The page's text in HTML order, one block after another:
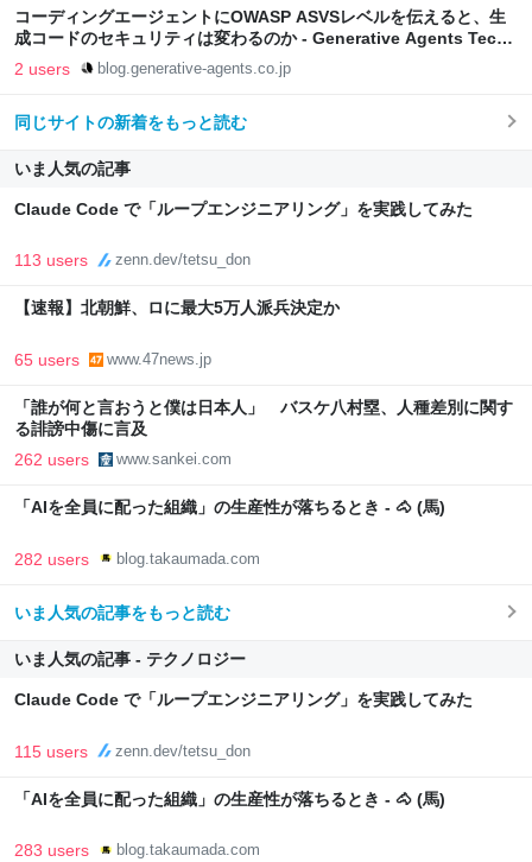
コーディングエージェントにOWASP ASVSレベルを伝えると、生
成コードのセキュリティは変わるのか - Generative Agents Tech
Blog
2 users blog.generative-agents.co.jp
同じサイトの新着をもっと読む
いま人気の記事
Claude Code で「ループエンジニアリング」を実践してみた
113 users zenn.dev/tetsu_don
【速報】北朝鮮、ロに最大5万人派兵決定か
65 users www.47news.jp
「誰が何と言おうと僕は日本人」 バスケ八村塁、人種差別に関す
る誹謗中傷に言及
262 users www.sankei.com
「AIを全員に配った組織」の生産性が落ちるとき - 🐴 (馬)
282 users blog.takaumada.com
いま人気の記事をもっと読む
いま人気の記事 - テクノロジー
Claude Code で「ループエンジニアリング」を実践してみた
115 users zenn.dev/tetsu_don
「AIを全員に配った組織」の生産性が落ちるとき - 🐴 (馬)
283 users blog.takaumada.com